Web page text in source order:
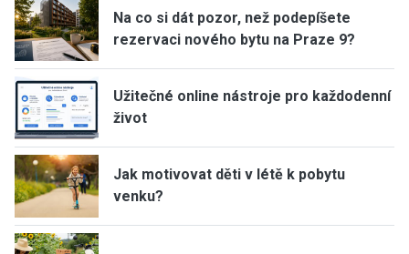
Na co si dát pozor, než podepíšete
rezervaci nového bytu na Praze 9?
Užitečné online nástroje pro každodenní
život
Jak motivovat děti v létě k pobytu
venku?